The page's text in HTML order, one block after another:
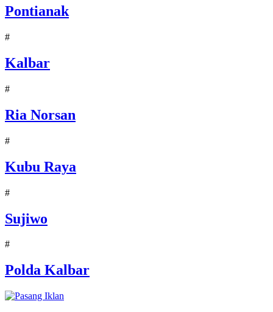
Pontianak
#
Kalbar
#
Ria Norsan
#
Kubu Raya
#
Sujiwo
#
Polda Kalbar